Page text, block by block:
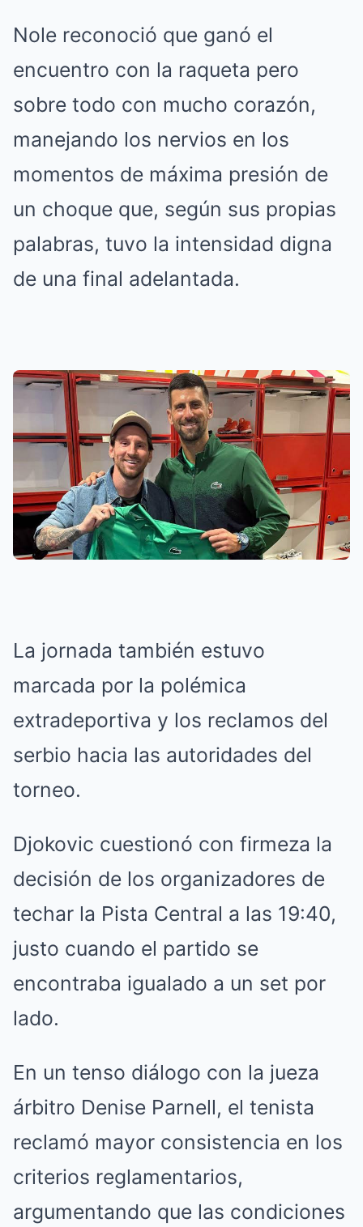
Nole reconoció que ganó el
encuentro con la raqueta pero
sobre todo con mucho corazón,
manejando los nervios en los
momentos de máxima presión de
un choque que, según sus propias
palabras, tuvo la intensidad digna
de una final adelantada.
La jornada también estuvo
marcada por la polémica
extradeportiva y los reclamos del
serbio hacia las autoridades del
torneo.
Djokovic cuestionó con firmeza la
decisión de los organizadores de
techar la Pista Central a las 19:40,
justo cuando el partido se
encontraba igualado a un set por
lado.
En un tenso diálogo con la jueza
árbitro Denise Parnell, el tenista
reclamó mayor consistencia en los
criterios reglamentarios,
argumentando que las condiciones